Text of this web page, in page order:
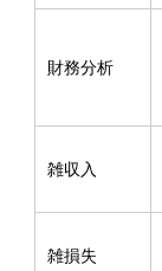
財務分析
雑収入
雑損失